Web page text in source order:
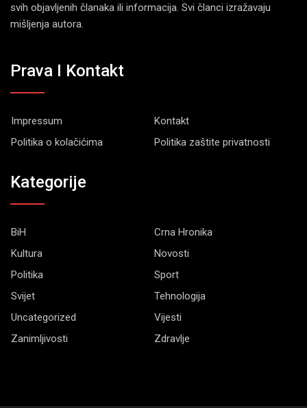
svih objavljenih članaka ili informacija. Svi članci izražavaju
mišljenja autora.
Prava I Kontakt
Impressum
Kontakt
Politika o kolačićima
Politika zaštite privatnosti
Kategorije
BiH
Crna Hronika
Kultura
Novosti
Politika
Sport
Svijet
Tehnologija
Uncategorized
Vijesti
Zanimljivosti
Zdravlje